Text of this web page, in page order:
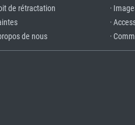
de rétractation
de nous
·
·
·